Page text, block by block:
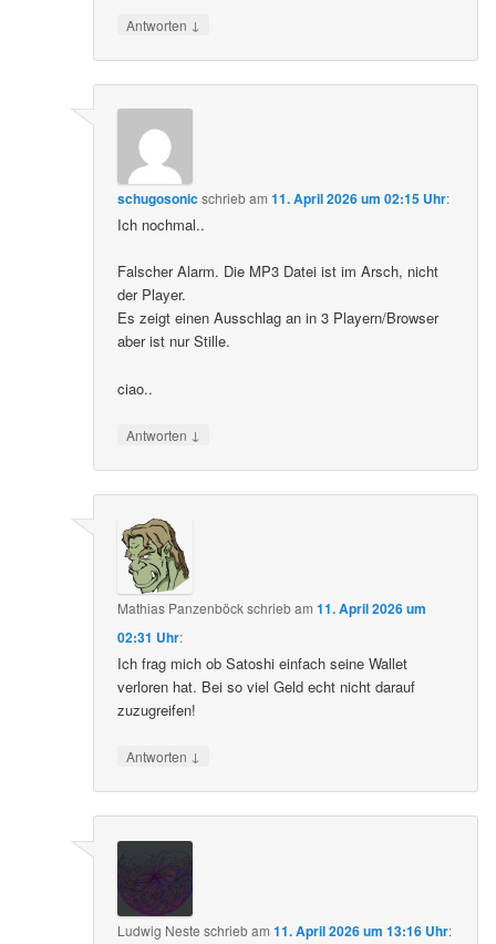
Antworten ↓
schugosonicschriebam11. April 2026 um 02:15 Uhr:
Ich nochmal..
Falscher Alarm. Die MP3 Datei ist im Arsch, nicht
der Player.
Es zeigt einen Ausschlag an in 3 Playern/Browser
aber ist nur Stille.
ciao..
Antworten ↓
Mathias Panzenböckschriebam11. April 2026 um
02:31 Uhr:
Ich frag mich ob Satoshi einfach seine Wallet
verloren hat. Bei so viel Geld echt nicht darauf
zuzugreifen!
Antworten ↓
Ludwig Neste schriebam11. April 2026 um 13:16 Uhr: